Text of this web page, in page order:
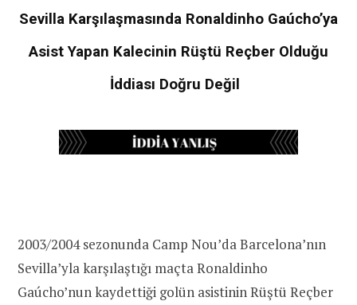
Sevilla Karşılaşmasında Ronaldinho Gaúcho’ya
Asist Yapan Kalecinin Rüştü Reçber Olduğu
İddiası Doğru Değil
2003/2004 sezonunda Camp Nou’da Barcelona’nın
Sevilla’yla karşılaştığı maçta Ronaldinho
Gaúcho’nun kaydettiği golün asistinin Rüştü Reçber